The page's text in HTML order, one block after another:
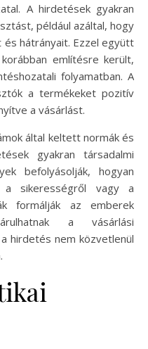
A hirdetések gyakran
például azáltal, hogy
hátrányait. Ezzel együtt
említésre került,
folyamatban. A
a termékeket pozitív
a vásárlást.
által keltett normák és
gyakran társadalmi
befolyásolják, hogyan
a sikerességről vagy a
formálják az emberek
a vásárlási
hirdetés nem közvetlenül